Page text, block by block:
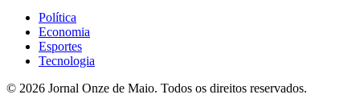
Política
Economia
Esportes
Tecnologia
© 2026 Jornal Onze de Maio. Todos os direitos reservados.